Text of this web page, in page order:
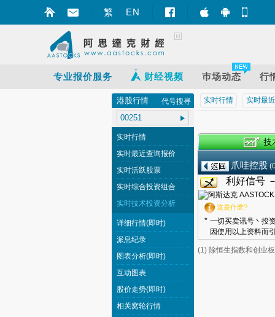
繁 EN 智财迅
专业报价服务 财经视频 巿场动态 行
实时行情 实时最
爪哇控股 (
利好信号
这是什麽?
* 一切买卖讯号丶投
因使用以上资料而
(1) 除恒生指数和创业
港股行情 代号搜寻
实时行情
实时最近查询报价
实时活跃股票
实时综合投资组合
实时技术投资分析
详细行情(即时)
派息纪录
图表分析(即时)
互动图表
股价走势(即时)
相关窝轮行情